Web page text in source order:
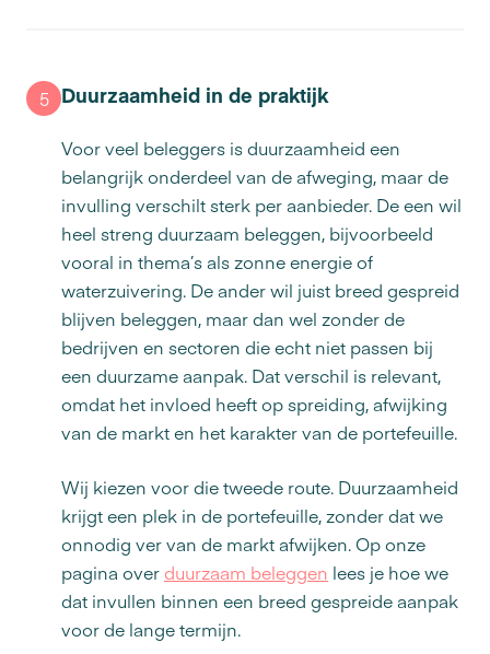
5 Duurzaamheid in de praktijk
Voor veel beleggers is duurzaamheid een
belangrijk onderdeel van de afweging, maar de
invulling verschilt sterk per aanbieder. De een wil
heel streng duurzaam beleggen, bijvoorbeeld
vooral in thema’s als zonne energie of
waterzuivering. De ander wil juist breed gespreid
blijven beleggen, maar dan wel zonder de
bedrijven en sectoren die echt niet passen bij
een duurzame aanpak. Dat verschil is relevant,
omdat het invloed heeft op spreiding, afwijking
van de markt en het karakter van de portefeuille.
Wij kiezen voor die tweede route. Duurzaamheid
krijgt een plek in de portefeuille, zonder dat we
onnodig ver van de markt afwijken. Op onze
pagina over duurzaam beleggen lees je hoe we
dat invullen binnen een breed gespreide aanpak
voor de lange termijn.